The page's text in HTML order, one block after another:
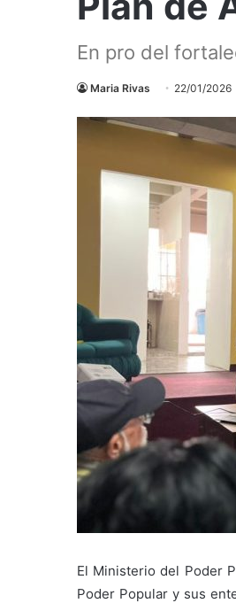
En pro del
Maria Rivas 22/01/2026
El Ministerio del Poder
Poder Popular y sus